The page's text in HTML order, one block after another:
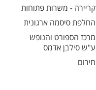
קריירה - משרות פתוחות
החלפת סיסמה ארגונית
מרכז הספורט והנופש
ע"ש סילבן אדמס
חירום